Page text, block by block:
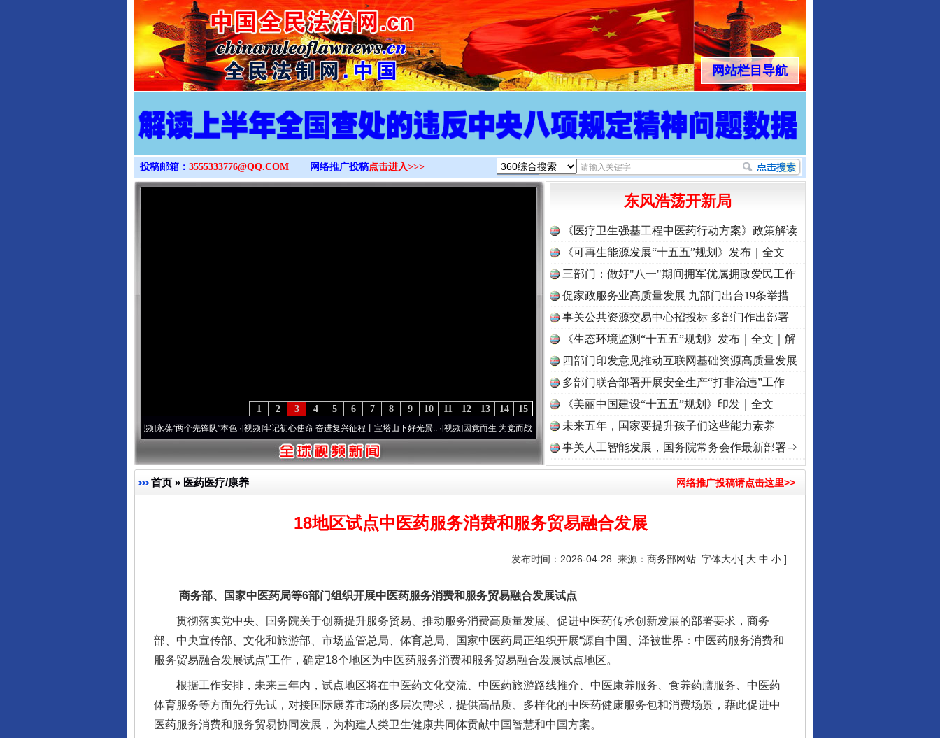
>
网站栏目导航
投稿邮箱： 3555333776@QQ.COM 网络推广投稿点击进入>>>
15
14
13
12
11
10
9
8
7
6
5
4
3
2
1
永葆“两个先锋队”本色·[视频]牢记初心使命 奋进复兴征程丨宝塔山下好光景..·[视频]因党而生 为党而战——百年“纪”事⑧加强纪律..·[视频]牢记初心使命 奋进复兴征程丨“转折之城”激荡..
东风浩荡开新局
《医疗卫生强基工程中医药行动方案》政策解读
《可再生能源发展“十五五”规划》发布｜全文
三部门：做好"八一"期间拥军优属拥政爱民工作
促家政服务业高质量发展 九部门出台19条举措
事关公共资源交易中心招投标 多部门作出部署
《生态环境监测“十五五”规划》发布｜全文｜解
读
四部门印发意见推动互联网基础资源高质量发展
多部门联合部署开展安全生产“打非治违”工作
《美丽中国建设“十五五”规划》印发｜全文
未来五年，国家要提升孩子们这些能力素养
事关人工智能发展，国务院常务会作最新部署⇒
首页 » 医药医疗/康养 网络推广投稿请点击这里>>
18地区试点中医药服务消费和服务贸易融合发展
发布时间：2026-04-28 来源： 商务部网站 字体大小[ 大 中 小 ]
商务部、国家中医药局等6部门组织开展中医药服务消费和服务贸易融合发展试点
贯彻落实党中央、国务院关于创新提升服务贸易、推动服务消费高质量发展、促进中医药传承创新发展的部署要求，商务
部、中央宣传部、文化和旅游部、市场监管总局、体育总局、国家中医药局正组织开展“源自中国、泽被世界：中医药服务消费和
服务贸易融合发展试点”工作，确定18个地区为中医药服务消费和服务贸易融合发展试点地区。
根据工作安排，未来三年内，试点地区将在中医药文化交流、中医药旅游路线推介、中医康养服务、食养药膳服务、中医药
体育服务等方面先行先试，对接国际康养市场的多层次需求，提供高品质、多样化的中医药健康服务包和消费场景，藉此促进中
医药服务消费和服务贸易协同发展，为构建人类卫生健康共同体贡献中国智慧和中国方案。
完善运行机制助力责任有效落实 行业协会接连发公告 东山县通报“牛蛙产品抗生素超标问题”